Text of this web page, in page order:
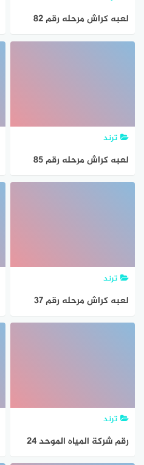
لعبه كراش مرحله رقم 82
ترند
لعبه كراش مرحله رقم 85
ترند
لعبه كراش مرحله رقم 37
ترند
رقم شركة المياه الموحد 24